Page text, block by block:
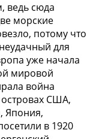
ведь сюда
морские
потому что
для
уже начала
мировой
война
США,
Япония,
в 1920